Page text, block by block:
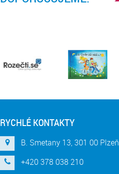
RYCHLÉ KONTAKTY
B. Smetany 13, 301 00 Plzeň
+420 378 038 210